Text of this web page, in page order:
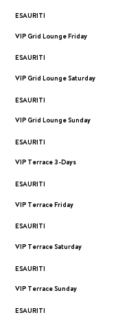
ESAURITI
VIP Grid Lounge Friday
ESAURITI
VIP Grid Lounge Saturday
ESAURITI
VIP Grid Lounge Sunday
ESAURITI
VIP Terrace 3-Days
ESAURITI
VIP Terrace Friday
ESAURITI
VIP Terrace Saturday
ESAURITI
VIP Terrace Sunday
ESAURITI